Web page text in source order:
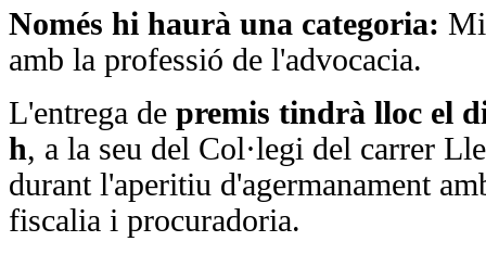
Només hi haurà una categoria:
amb la professió de l'advocacia.
L'entrega de premis tindrà lloc el
h, a la seu del Col·legi del carrer
durant l'aperitiu d'agermanament
fiscalia i procuradoria.